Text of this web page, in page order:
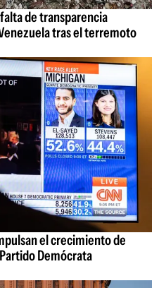
de transparencia
tras el terremoto
el crecimiento de
Demócrata